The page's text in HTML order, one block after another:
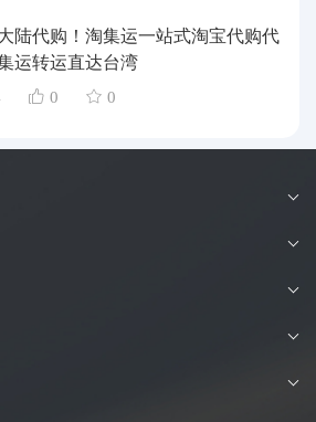
陆代购！淘集运一站式淘宝代购代
运转运直达台湾
0 0